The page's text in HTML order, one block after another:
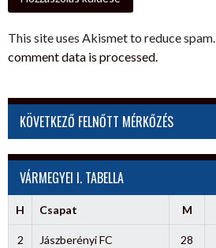
This site uses Akismet to reduce spam.
comment data is processed.
KÖVETKEZŐ FELNŐTT MÉRKŐZÉS
VÁRMEGYEI I. TABELLA
H Csapat M
2 Jászberényi FC 28